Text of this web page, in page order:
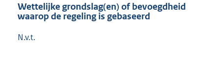
Wettelijke grondslag(en) of bevoegdheid
waarop de regeling is gebaseerd
N.v.t.